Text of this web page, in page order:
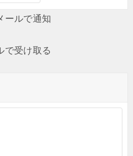
ールで通知
で受け取る